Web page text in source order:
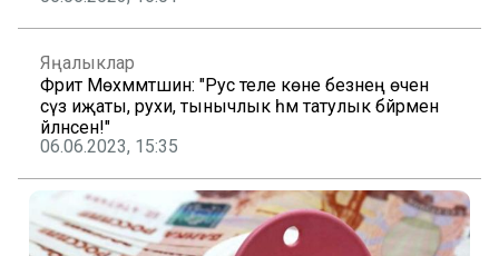
Яңалыклар
Фәрит Мөхәммәтшин: "Рус теле көне безнең өчен
сүз иҗаты, рухи, тынычлык һәм татулык бәйрәменә
әйләнсен!"
06.06.2023, 15:35